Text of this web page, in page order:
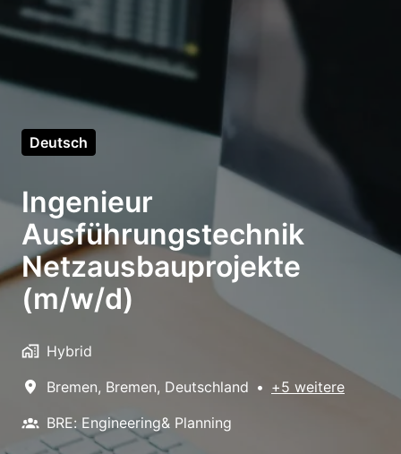
Deutsch
Ingenieur
Ausführungstechnik
Netzausbauprojekte
(m/w/d)
Hybrid
Bremen, Bremen, Deutschland • +5 weitere
BRE: Engineering& Planning